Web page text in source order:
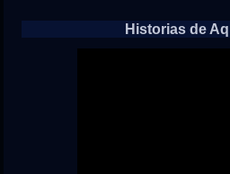
Historias de